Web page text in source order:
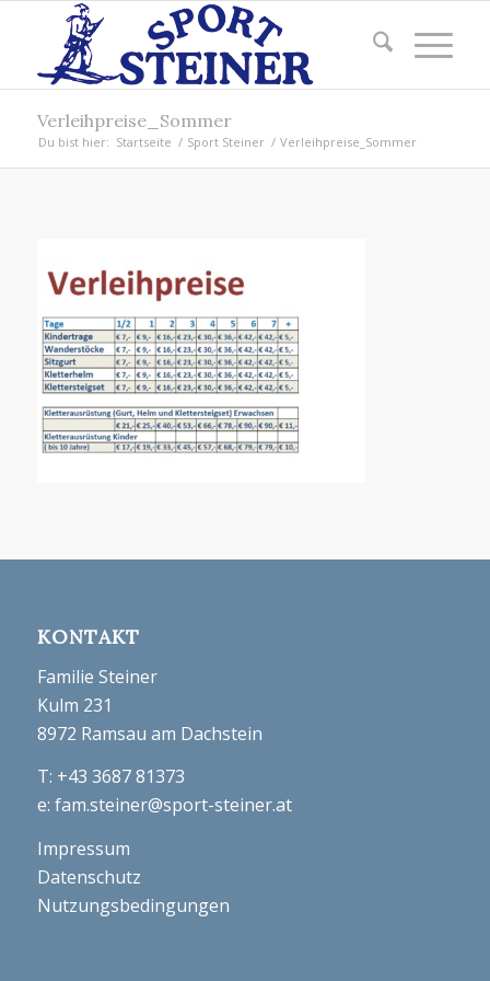
Verleihpreise_Sommer
Du bist hier: Startseite / Sport Steiner / Verleihpreise_Sommer
KONTAKT
Familie Steiner
Kulm 231
8972 Ramsau am Dachstein
T: +43 3687 81373
e: fam.steiner@sport-steiner.at
Impressum
Datenschutz
Nutzungsbedingungen